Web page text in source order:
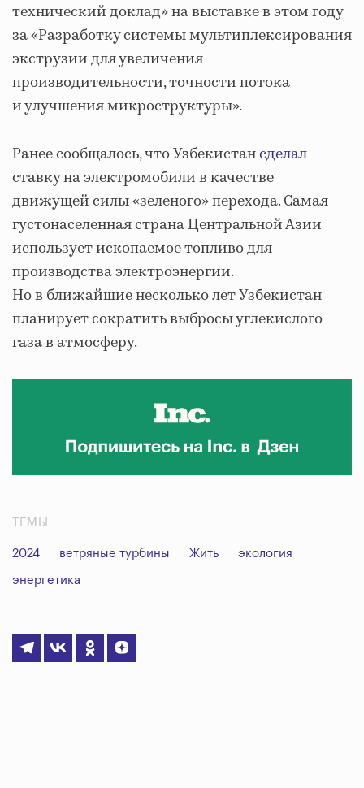
технический доклад» на выставке в этом году
за «Разработку системы мультиплексирования
экструзии для увеличения
производительности, точности потока
и улучшения микроструктуры».
Ранее сообщалось, что Узбекистансделал
ставку на электромобили в качестве
движущей силы «зеленого» перехода. Самая
густонаселенная страна Центральной Азии
использует ископаемое топливо для
производства электроэнергии.
Но в ближайшие несколько лет Узбекистан
планирует сократить выбросы углекислого
газа в атмосферу.
ТЕМЫ
2024 ветряные турбины Жить экология
энергетика